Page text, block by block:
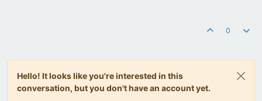
0
Hello! It looks like you're interested in this
conversation, but you don't have an account yet.